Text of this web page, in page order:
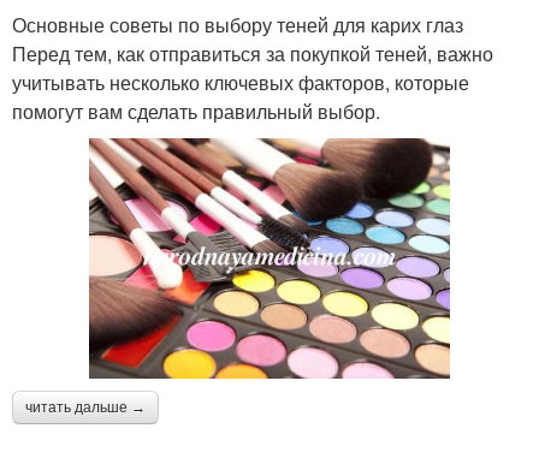
Основные советы по выбору теней для карих глаз
Перед тем, как отправиться за покупкой теней, важно
учитывать несколько ключевых факторов, которые
помогут вам сделать правильный выбор.
читать дальше →